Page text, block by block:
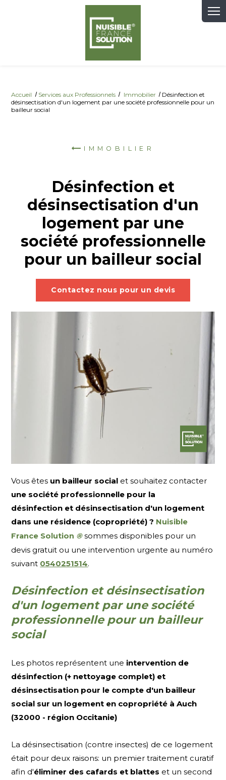
Accueil Services aux Professionnels Immobilier
Désinfection et
désinsectisation d'un logement par une société professionnelle pour un
bailleur social
IMMOBILIER
Désinfection et
désinsectisation d'un
logement par une
société professionnelle
pour un bailleur social
Contactez nous pour un devis
Vous êtes un bailleur social et souhaitez contacter
une société professionnelle pour la
désinfection et désinsectisation d'un logement
dans une résidence (copropriété) ? Nuisible
France Solution ®sommes disponibles pour un
devis gratuit ou une intervention urgente au numéro
suivant 0540251514.
Désinfection et désinsectisation
d'un logement par une société
professionnelle pour un bailleur
social
Les photos représentent une intervention de
désinfection (+ nettoyage complet) et
désinsectisation pour le compte d'un bailleur
social sur un logement en copropriété à Auch
(32000 - région Occitanie)
La désinsectisation (contre insectes) de ce logement
était pour deux raisons: un premier traitement curatif
afin d'éliminer des cafards et blattes et un second
Panneau de gestion des cookies